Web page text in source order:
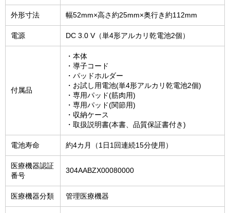
外形寸法 幅52mm×高さ約25mm×奥行き約112mm
電源 DC 3.0 V（単4形アルカリ乾電池2個）
付属品
・本体
・導子コード
・パッドホルダー
・お試し用電池(単4形アルカリ乾電池2個)
・専用パッド(筋肉用)
・専用パッド(関節用)
・収納ケース
・取扱説明書(本書、品質保証書付き)
電池寿命 約4カ月（1日1回連続15分使用）
医療機器認証
番号
304AABZX00080000
医療機器分類 管理医療機器